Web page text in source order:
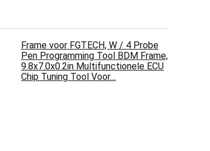
Frame voor FGTECH, W / 4 Probe
Pen Programming Tool BDM Frame,
9.8x7.0x0.2in Multifunctionele ECU
Chip Tuning Tool Voor…